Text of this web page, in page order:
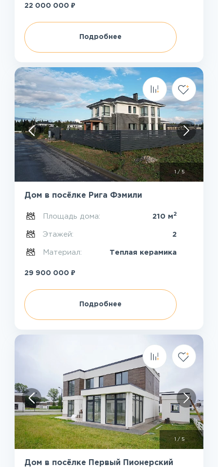
22 000 000 ₽
Подробнее
/ 5
Дом в посёлке Рига Фэмили
Площадь дома: 210 м 2
Этажей: 2
Материал: Теплая керамика
29 900 000 ₽
Подробнее
1 / 5
Дом в посёлке Первый Пионерский